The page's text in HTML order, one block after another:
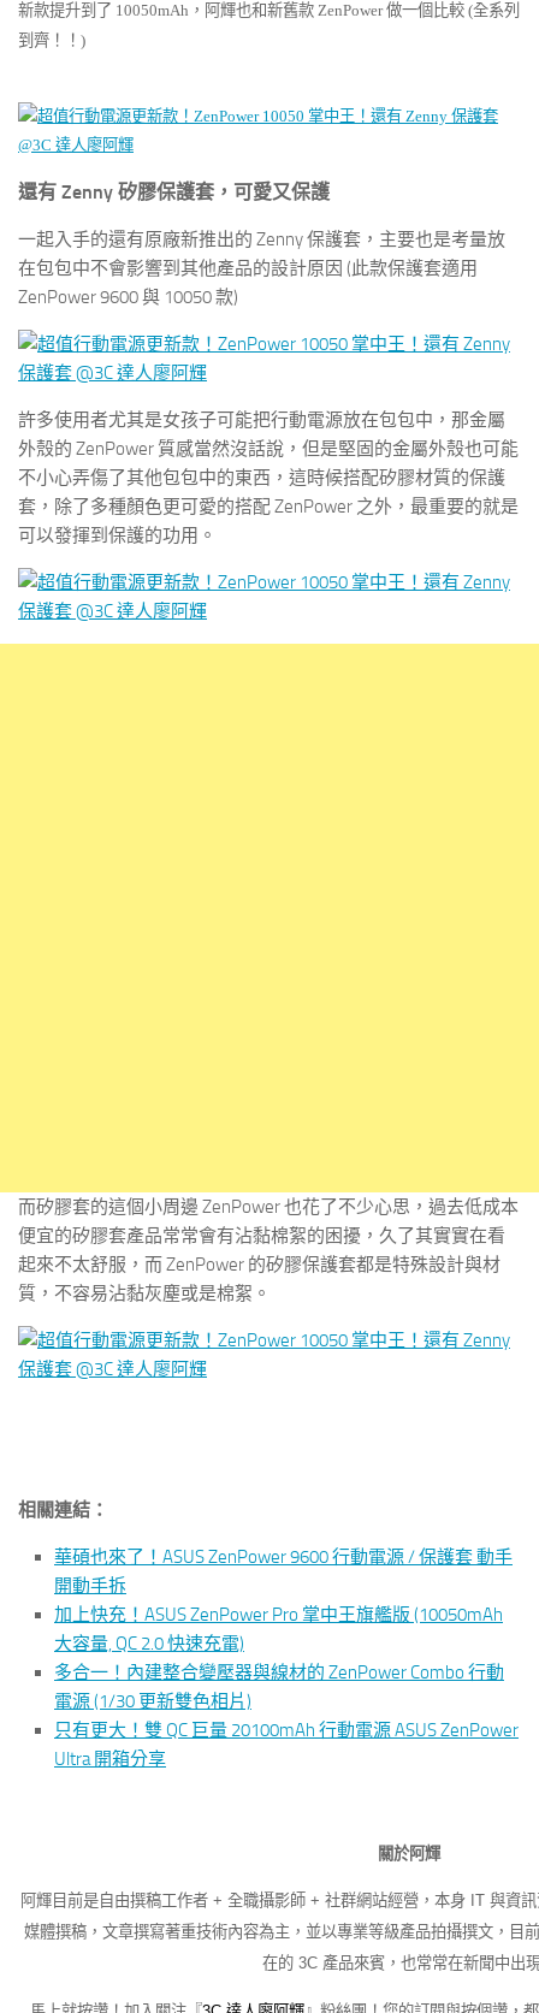
新款提升到了 10050mAh，阿輝也和新舊款 ZenPower 做一個比較 (全系列
到齊！！)
還有 Zenny 矽膠保護套，可愛又保護
一起入手的還有原廠新推出的 Zenny 保護套，主要也是考量放
在包包中不會影響到其他產品的設計原因 (此款保護套適用
ZenPower 9600 與 10050 款)
許多使用者尤其是女孩子可能把行動電源放在包包中，那金屬
外殼的 ZenPower 質感當然沒話說，但是堅固的金屬外殼也可能
不小心弄傷了其他包包中的東西，這時候搭配矽膠材質的保護
套，除了多種顏色更可愛的搭配 ZenPower 之外，最重要的就是
可以發揮到保護的功用。
而矽膠套的這個小周邊 ZenPower 也花了不少心思，過去低成本
便宜的矽膠套產品常常會有沾黏棉絮的困擾，久了其實實在看
起來不太舒服，而 ZenPower 的矽膠保護套都是特殊設計與材
質，不容易沾黏灰塵或是棉絮。
相關連結：
華碩也來了！ASUS ZenPower 9600 行動電源 / 保護套 動手
開動手拆
加上快充！ASUS ZenPower Pro 掌中王旗艦版 (10050mAh
大容量, QC 2.0 快速充電)
多合一！內建整合變壓器與線材的 ZenPower Combo 行動
電源 (1/30 更新雙色相片)
只有更大！雙 QC 巨量 20100mAh 行動電源 ASUS ZenPower
Ultra 開箱分享
關於阿輝
阿輝目前是自由撰稿工作者 + 全職攝影師 + 社群網站經營，本身 IT 與資
媒體撰稿，文章撰寫著重技術內容為主，並以專業等級產品拍攝撰文，目
在的 3C 產品來賓，也常常在新聞中出